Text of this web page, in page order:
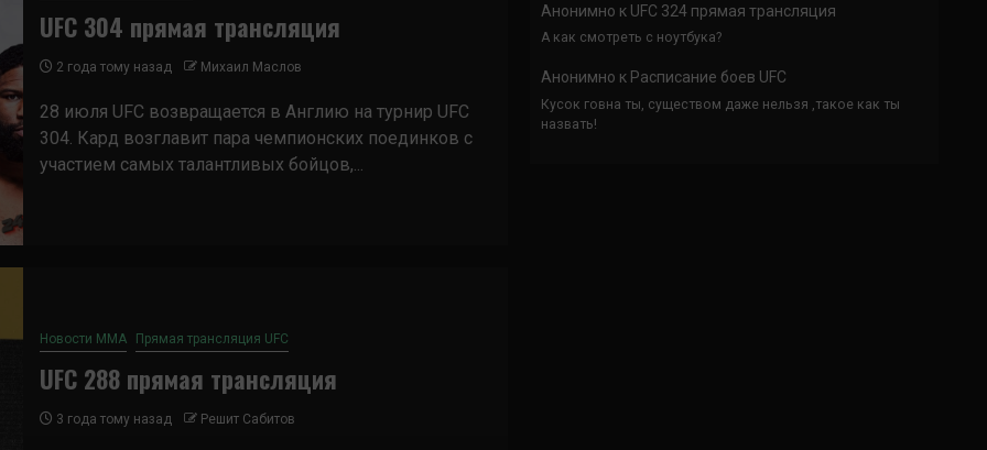
UFC 304 прямая трансляция
2 года тому назад Михаил Маслов
28 июля UFC возвращается в Англию на турнир UFC
304. Кард возглавит пара чемпионских поединков с
участием самых талантливых бойцов,...
Новости ММА Прямая трансляция UFC
UFC 288 прямая трансляция
3 года тому назад Решит Сабитов
Анонимно к UFC 324 прямая трансляция
А как смотреть с ноутбука?
Анонимно к Расписание боев UFC
Кусок говна ты, существом даже нельзя ,такое как ты
назвать!